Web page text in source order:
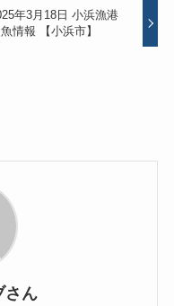
年3月18日 小浜漁港
情報 【小浜市】
さん